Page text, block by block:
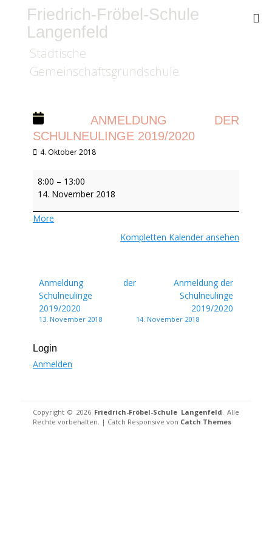
Friedrich-Fröbel-Schule
Langenfeld
Städtische
Gemeinschaftsgrundschule
ANMELDUNG DER
SCHULNEULINGE 2019/2020
Veröffentlicht
4. Oktober 2018
der
Schulneulinge
2019/2020
8:00 – 13:00
14. November 2018
More
Kompletten Kalender ansehen
Beitragsnavigation
Anmeldung der
Schulneulinge
2019/2020
13. November 2018
Anmeldung der
Schulneulinge
2019/2020
14. November 2018
Login
Anmelden
Copyright © 2026 Friedrich-Fröbel-Schule Langenfeld . Alle
Rechte vorbehalten. | Catch Responsive von Catch Themes